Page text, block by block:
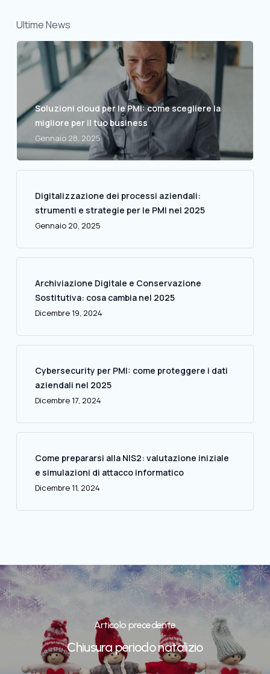
Ultime News
Soluzioni cloud per le PMI: come scegliere la
migliore per il tuo business
Gennaio 28, 2025
Digitalizzazione dei processi aziendali:
strumenti e strategie per le PMI nel 2025
Gennaio 20, 2025
Archiviazione Digitale e Conservazione
Sostitutiva: cosa cambia nel 2025
Dicembre 19, 2024
Cybersecurity per PMI: come proteggere i dati
aziendali nel 2025
Dicembre 17, 2024
Come prepararsi alla NIS2: valutazione iniziale
e simulazioni di attacco informatico
Dicembre 11, 2024
Articolo precedente
Chiusura periodo natalizio